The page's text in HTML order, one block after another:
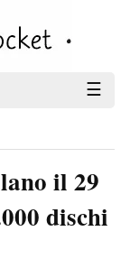
☰
il 29
dischi